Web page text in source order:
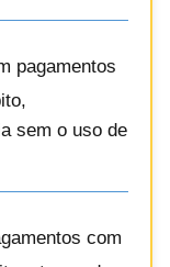
pagamentos
sem o uso de
com